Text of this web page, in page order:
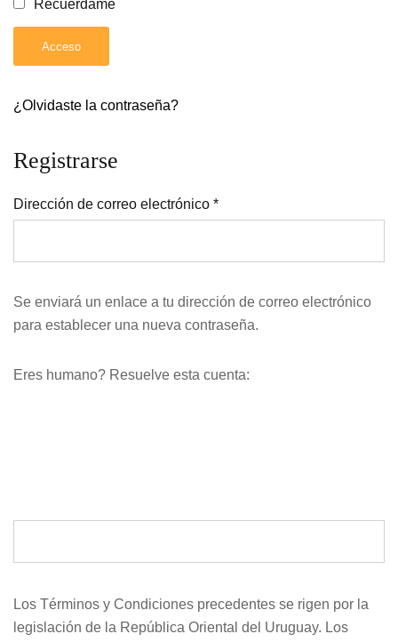
Recuérdame
Acceso
¿Olvidaste la contraseña?
Registrarse
Dirección de correo electrónico *
Se enviará un enlace a tu dirección de correo electrónico
para establecer una nueva contraseña.
Eres humano? Resuelve esta cuenta:
Los Términos y Condiciones precedentes se rigen por la
legislación de la República Oriental del Uruguay. Los